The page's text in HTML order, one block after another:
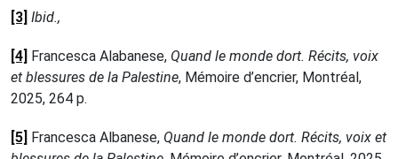
[3] Ibid.,
[4] Francesca Alabanese, Quand le monde dort. Récits, voix
et blessures de la Palestine, Mémoire d’encrier, Montréal,
2025, 264 p.
[5] Francesca Albanese, Quand le monde dort. Récits, voix et